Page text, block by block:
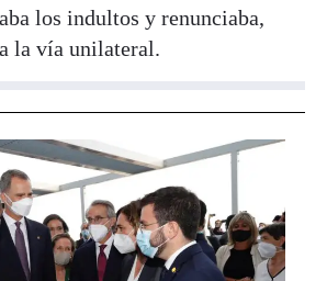
los indultos y renunciaba,
la vía unilateral.